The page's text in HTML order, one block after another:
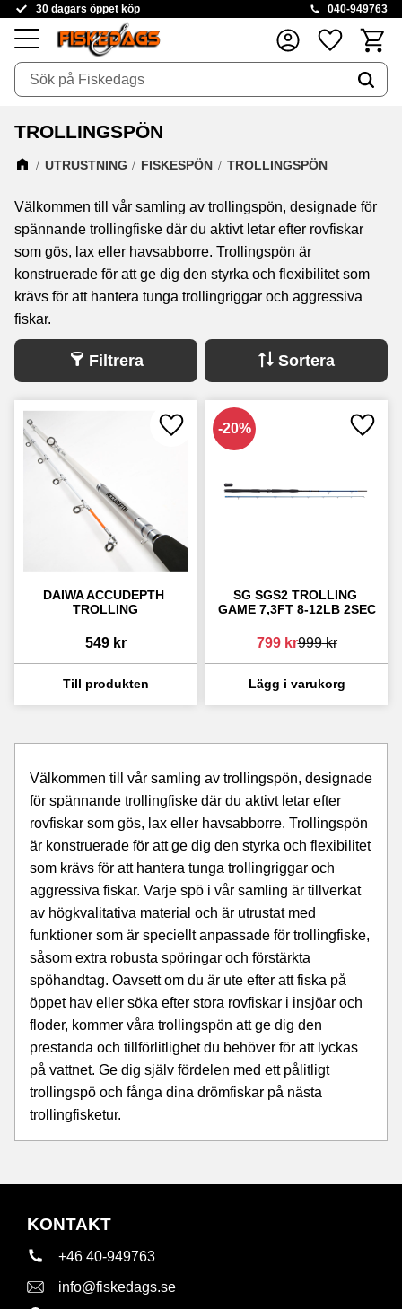
Meny
30 dagars öppet köp 040-949763
Favoriter
TROLLINGSPÖN
UTRUSTNING FISKESPÖN TROLLINGSPÖN
Välkommen till vår samling av trollingspön, designade för
spännande trollingfiske där du aktivt letar efter rovfiskar
som gös, lax eller havsabborre. Trollingspön är
konstruerade för att ge dig den styrka och flexibilitet som
krävs för att hantera tunga trollingriggar och aggressiva
fiskar.
Filtrera Sortera
DAIWA ACCUDEPTH
TROLLING
549kr
Lägg till i favoriter
SG SGS2 TROLLING
GAME 7,3FT 8-12LB 2SEC
799kr999kr
20% Lägg
Välkommen till vår samling av trollingspön, designade
för spännande trollingfiske där du aktivt letar efter
rovfiskar som gös, lax eller havsabborre. Trollingspön
är konstruerade för att ge dig den styrka och flexibilitet
som krävs för att hantera tunga trollingriggar och
aggressiva fiskar. Varje spö i vår samling är tillverkat
av högkvalitativa material och är utrustat med
funktioner som är speciellt anpassade för trollingfiske,
såsom extra robusta spöringar och förstärkta
spöhandtag. Oavsett om du är ute efter att fiska på
öppet hav eller söka efter stora rovfiskar i insjöar och
floder, kommer våra trollingspön att ge dig den
prestanda och tillförlitlighet du behöver för att lyckas
på vattnet. Ge dig själv fördelen med ett pålitligt
trollingspö och fånga dina drömfiskar på nästa
trollingfisketur.
KONTAKT
+46 40-949763
info@fiskedags.se